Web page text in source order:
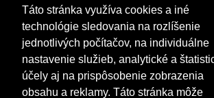
Táto stránka využíva cookies a iné
technológie sledovania na rozlíšenie
jednotlivých počítačov, na individuálne
nastavenie služieb, analytické a
účely aj na prispôsobenie zobrazenia
obsahu a reklamy. Táto stránka môže
100% cosy fleece s vysokým chlpom, veľmi príjemný
100 % bavlnený úplet.
Je vhodný do všetkých typov kočíkov i golfáčov a aj
Možnosť stiahnutia okolo hlavičky.
Otvory pre 3 - 5 bodové bezpečnostné pásy.